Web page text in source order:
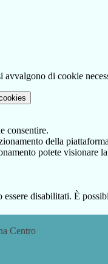
di cookie
consentire.
della
potete visionare la
disabilitati. È
Centro